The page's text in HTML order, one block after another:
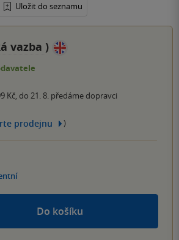
Uložit do seznamu
vazba )
Kč, do 21. 8. předáme dopravci
prodejnu )
Do košíku